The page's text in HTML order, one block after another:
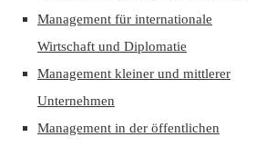
Management für internationale
Wirtschaft und Diplomatie
Management kleiner und mittlerer
Unternehmen
Management in der öffentlichen